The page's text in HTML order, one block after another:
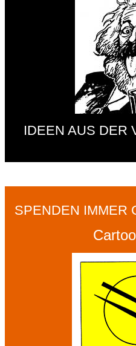
IDEEN AUS DER
SPENDEN IMMER